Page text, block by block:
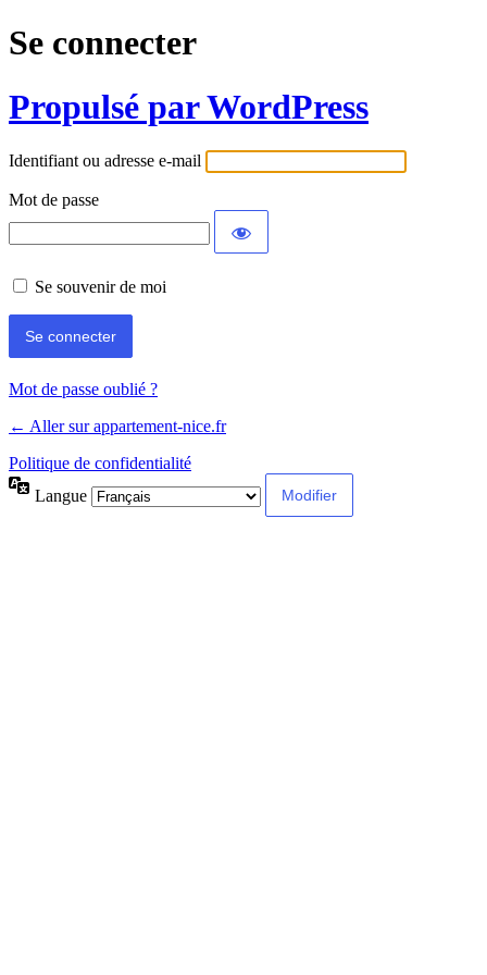
Se connecter
Propulsé par WordPress
Identifiant ou adresse e-mail
Mot de passe
Se souvenir de moi
Mot de passe oublié ?
← Aller sur appartement-nice.fr
Politique de confidentialité
Langue